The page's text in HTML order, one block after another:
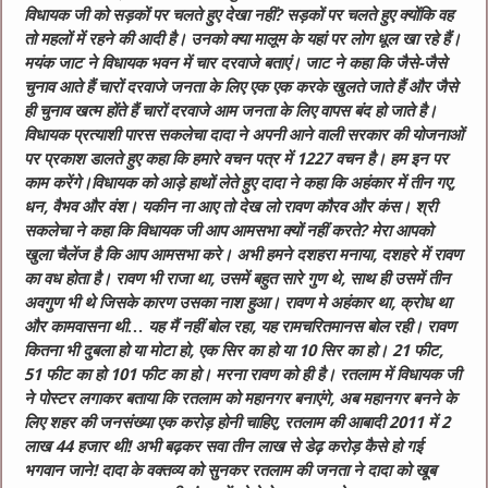
विधायक जी को सड़कों पर चलते हुए देखा नहीं? सड़कों पर चलते हुए क्योंकि वह
तो महलों में रहने की आदी है। उनको क्या मालूम के यहां पर लोग धूल खा रहे हैं।
मयंक जाट ने विधायक भवन में चार दरवाजे बताएं। जाट ने कहा कि जैसे-जैसे
चुनाव आते हैं चारों दरवाजे जनता के लिए एक एक करके खुलते जाते हैं और जैसे
ही चुनाव खत्म होंते हैं चारों दरवाजे आम जनता के लिए वापस बंद हो जाते है।
विधायक प्रत्याशी पारस सकलेचा दादा ने अपनी आने वाली सरकार की योजनाओं
पर प्रकाश डालते हुए कहा कि हमारे वचन पत्र में 1227 वचन है। हम इन पर
काम करेंगे।विधायक को आड़े हाथों लेते हुए दादा ने कहा कि अहंकार में तीन गए,
धन, वैभव और वंश। यकीन ना आए तो देख लो रावण कौरव और कंस। श्री
सकलेचा ने कहा कि विधायक जी आप आमसभा क्यों नहीं करते? मेरा आपको
खुला चैलेंज है कि आप आमसभा करे। अभी हमने दशहरा मनाया, दशहरे में रावण
का वध होता है। रावण भी राजा था, उसमें बहुत सारे गुण थे, साथ ही उसमें तीन
अवगुण भी थे जिसके कारण उसका नाश हुआ। रावण मे अहंकार था, क्रोध था
और कामवासना थी… यह मैं नहीं बोल रहा, यह रामचरितमानस बोल रही। रावण
कितना भी दुबला हो या मोटा हो, एक सिर का हो या 10 सिर का हो। 21 फीट,
51 फीट का हो 101 फीट का हो। मरना रावण को ही है। रतलाम में विधायक जी
ने पोस्टर लगाकर बताया कि रतलाम को महानगर बनाएंगे, अब महानगर बनने के
लिए शहर की जनसंख्या एक करोड़ होनी चाहिए, रतलाम की आबादी 2011 में 2
लाख 44 हजार थी! अभी बढ़कर सवा तीन लाख से डेढ़ करोड़ कैसे हो गई
भगवान जाने! दादा के वक्तव्य को सुनकर रतलाम की जनता ने दादा को खूब